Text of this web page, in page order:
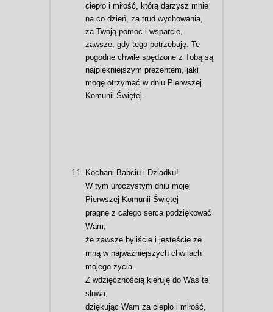
ciepło i miłość, którą darzysz mnie
na co dzień, za trud wychowania,
za Twoją pomoc i wsparcie,
zawsze, gdy tego potrzebuję. Te
pogodne chwile spędzone z Tobą są
najpiękniejszym prezentem, jaki
mogę otrzymać w dniu Pierwszej
Komunii Świętej.
Kochani Babciu i Dziadku!
W tym uroczystym dniu mojej
Pierwszej Komunii Świętej
pragnę z całego serca podziękować
Wam,
że zawsze byliście i jesteście ze
mną w najważniejszych chwilach
mojego życia.
Z wdzięcznością kieruję do Was te
słowa,
dziękując Wam za ciepło i miłość,